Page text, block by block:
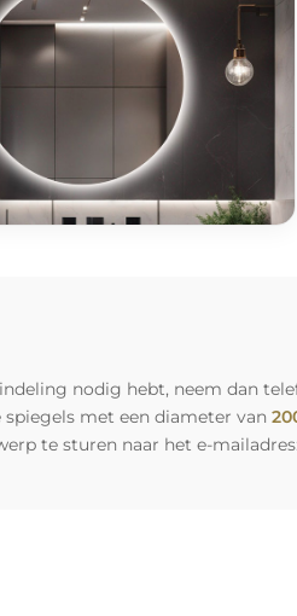
nodig hebt, neem dan
spiegels met een diameter van
te sturen naar het e-mailadres: